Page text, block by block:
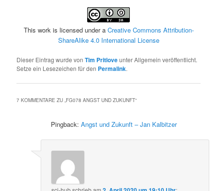
This work is licensed under a Creative Commons Attribution-
ShareAlike 4.0 International License
Dieser Eintrag wurde vonTim Pritloveunter Allgemein veröffentlicht.
Setze ein Lesezeichen für den Permalink.
7 KOMMENTARE ZU „FG078 ANGST UND ZUKUNFT“
Pingback:Angst und Zukunft – Jan Kalbitzer